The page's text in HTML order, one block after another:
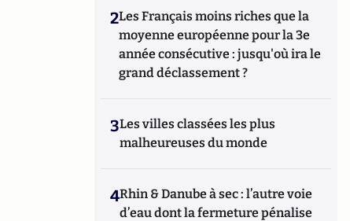
2Les Français moins riches que la
moyenne européenne pour la 3e
année consécutive : jusqu'où ira le
grand déclassement ?
3Les villes classées les plus
malheureuses du monde
4Rhin & Danube à sec : l’autre voie
d’eau dont la fermeture pénalise